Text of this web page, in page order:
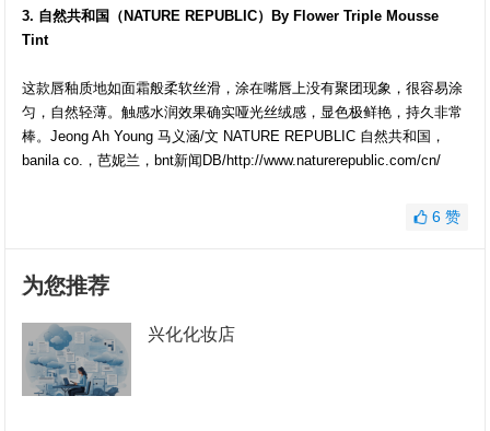
3. 自然共和国（NATURE REPUBLIC）By Flower Triple Mousse
Tint
这款唇釉质地如面霜般柔软丝滑，涂在嘴唇上没有聚团现象，很容易涂
匀，自然轻薄。触感水润效果确实哑光丝绒感，显色极鲜艳，持久非常
棒。Jeong Ah Young 马义涵/文 NATURE REPUBLIC 自然共和国，
banila co.，芭妮兰，bnt新闻DB/http://www.naturerepublic.com/cn/
6 赞
为您推荐
兴化化妆店